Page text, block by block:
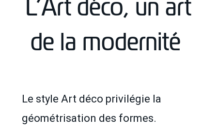
L’Art déco, un art
de la modernité
Le style Art déco privilégie la
géométrisation des formes.